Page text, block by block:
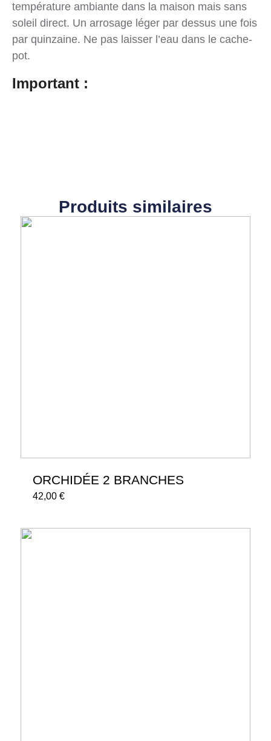
température ambiante dans la maison mais sans
soleil direct. Un arrosage léger par dessus une fois
par quinzaine. Ne pas laisser l’eau dans le cache-
pot.
Important :
Produits similaires
ORCHIDÉE 2 BRANCHES
42,00€